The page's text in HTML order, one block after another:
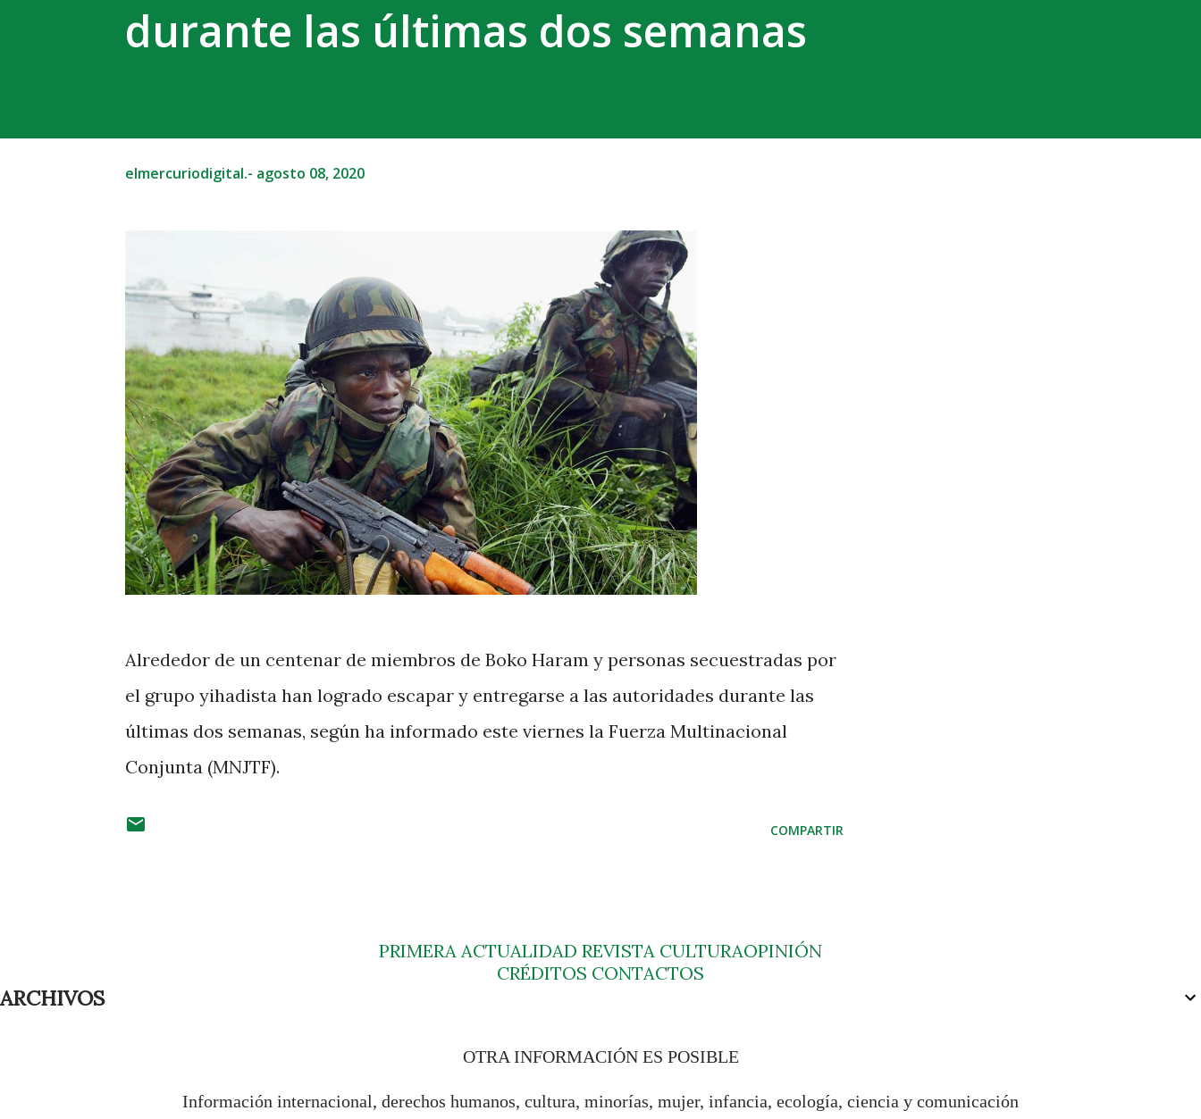
durante las últimas dos semanas
elmercuriodigital.- agosto 08, 2020
Alrededor de un centenar de miembros de Boko Haram y personas secuestradas por
el grupo yihadista han logrado escapar y entregarse a las autoridades durante las
últimas dos semanas, según ha informado este viernes la Fuerza Multinacional
Conjunta (MNJTF).
COMPARTIR
PRIMERA ACTUALIDAD REVISTA CULTURAOPINIÓN
CRÉDITOS CONTACTOS
ARCHIVOS
OTRA INFORMACIÓN ES POSIBLE
Información internacional, derechos humanos, cultura, minorías, mujer, infancia, ecología, ciencia y comunicación